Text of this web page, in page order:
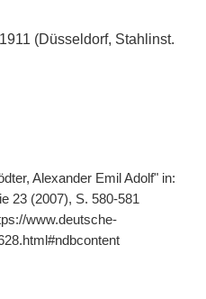
(Düsseldorf, Stahlinst.
Alexander Emil Adolf" in:
23 (2007), S. 580-581
www.deutsche-